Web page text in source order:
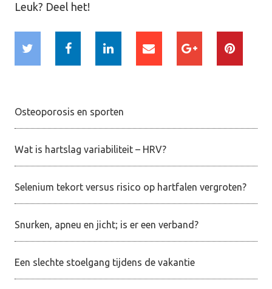
Leuk? Deel het!
Osteoporosis en sporten
Wat is hartslag variabiliteit – HRV?
Selenium tekort versus risico op hartfalen vergroten?
Snurken, apneu en jicht; is er een verband?
Een slechte stoelgang tijdens de vakantie